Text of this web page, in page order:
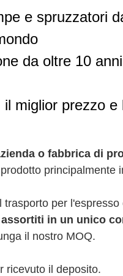
e spruzzatori
da oltre 10
miglior prezzo
o fabbrica di
prodotto principalmente
trasporto per
in un unico
il nostro MOQ.
ricevuto il deposito.